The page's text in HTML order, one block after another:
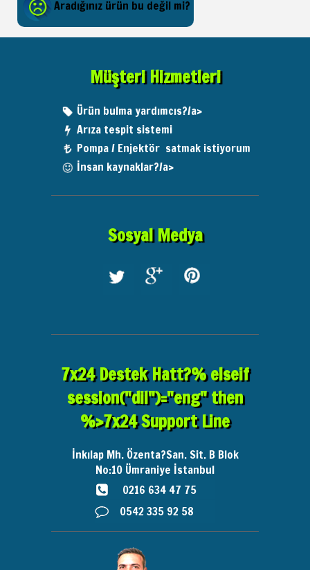
Aradığınız ürün bu değil mi?
Müşteri Hizmetleri
Ürün bulma yardımcıs?/a>
Arıza tespit sistemi
Pompa / Enjektör satmak istiyorum
İnsan kaynaklar?/a>
Sosyal Medya
7x24 Destek Hatt?% elseif
session("dil")="eng" then
%>7x24 Support Line
İnkılap Mh. Özenta?San. Sit. B Blok
No:10 Ümraniye İstanbul
0216 634 47 75
0542 335 92 58